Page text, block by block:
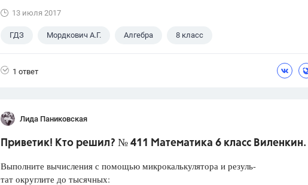
13 июля 2017
ГДЗ Мордкович А.Г. Алгебра 8 класс
1 ответ
Лида Паниковская
Приветик! Кто решил? № 411 Математика 6 класс Виленкин.
Выполните вычисления с помощью микрокалькулятора и резуль-
тат округлите до тысячных: